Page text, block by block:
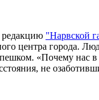
"Нарвской
центра города.
«Почему нас в
не